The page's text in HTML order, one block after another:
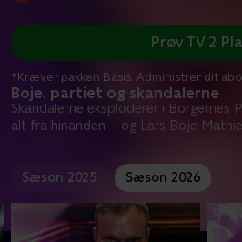
Boje, partiet og skandalerne
Skandalerne eksploderer i Borgernes
alt fra hinanden – og Lars Boje
Prøv TV 2
*Kræver pakken Basis. Administrer dit
Sæson 2025 Sæson 2026